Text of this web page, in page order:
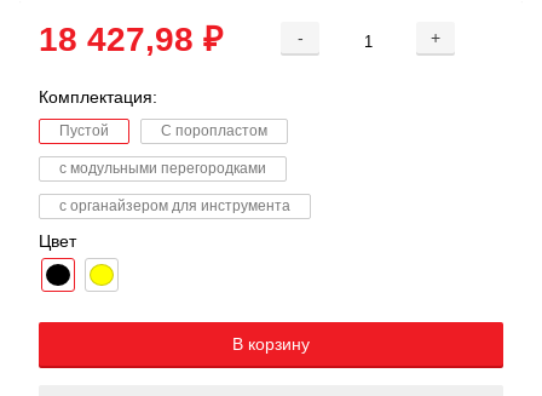
18 427,98 ₽ - +
Комплектация:
Пустой С поропластом
с модульными перегородками
с органайзером для инструмента
Цвет
В корзину